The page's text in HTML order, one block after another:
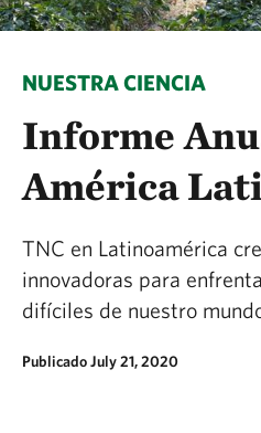
NUESTRA CIENCIA
Informe
América
TNC en Latinoamérica
innovadoras para
difíciles de nuestro
Publicado July 21, 2020